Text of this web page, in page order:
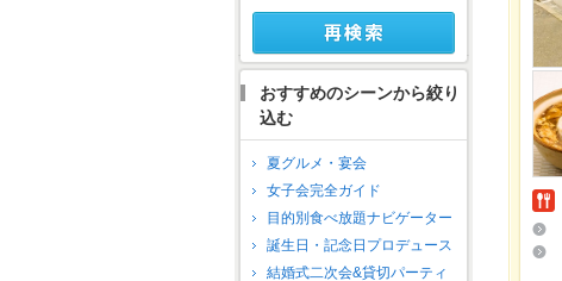
おすすめのシーンから絞り
込む
夏グルメ・宴会
女子会完全ガイド
目的別食べ放題ナビゲーター
誕生日・記念日プロデュース
結婚式二次会&貸切パーティ